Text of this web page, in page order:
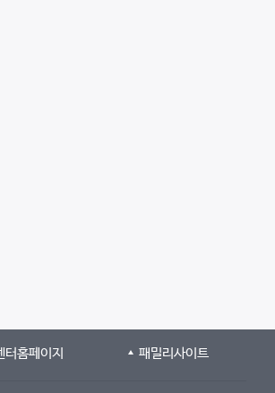
터홈페이지 패밀리사이트